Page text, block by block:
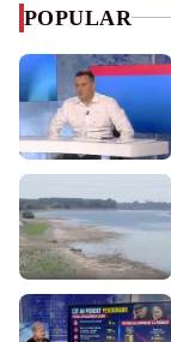
POPULAR